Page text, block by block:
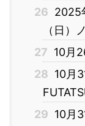
26 2025
（日）
27 10月
28 10月
29 10月